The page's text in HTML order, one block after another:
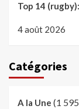
Top 14
4 août 2026
Catégories
A la Une (1